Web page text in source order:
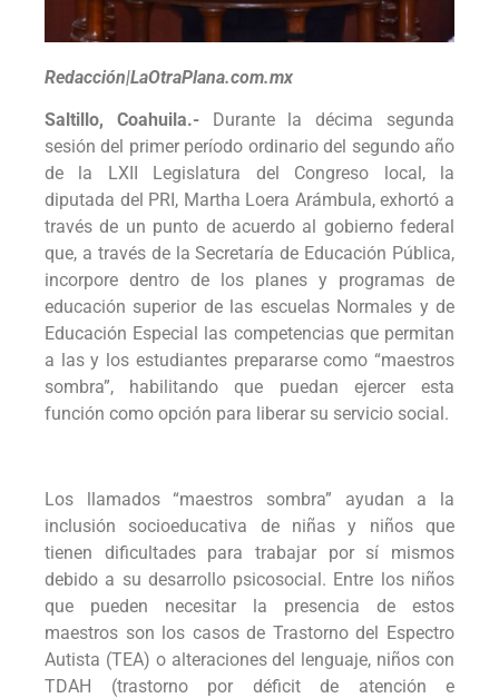
Redacción|LaOtraPlana.com.mx
Saltillo, Coahuila.-Durante la décima segunda
sesión del primer período ordinario del segundo año
de la LXII Legislatura del Congreso local, la
diputada del PRI, Martha Loera Arámbula, exhortó a
través de un punto de acuerdo al gobierno federal
que, a través de la Secretaría de Educación Pública,
incorpore dentro de los planes y programas de
educación superior de las escuelas Normales y de
Educación Especial las competencias que permitan
a las y los estudiantes prepararse como “maestros
sombra”, habilitando que puedan ejercer esta
función como opción para liberar su servicio social.
Los llamados “maestros sombra” ayudan a la
inclusión socioeducativa de niñas y niños que
tienen dificultades para trabajar por sí mismos
debido a su desarrollo psicosocial. Entre los niños
que pueden necesitar la presencia de estos
maestros son los casos de Trastorno del Espectro
Autista (TEA) o alteraciones del lenguaje, niños con
TDAH (trastorno por déficit de atención e